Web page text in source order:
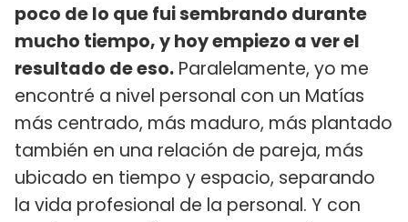
poco de lo que fui sembrando durante
mucho tiempo, y hoy empiezo a ver el
resultado de eso. Paralelamente, yo me
encontré a nivel personal con un Matías
más centrado, más maduro, más plantado
también en una relación de pareja, más
ubicado en tiempo y espacio, separando
la vida profesional de la personal. Y con